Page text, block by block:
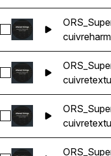
Sélectionnez
cuivre
Sélectionnez
cuivre
Sélectionnez
cuivre